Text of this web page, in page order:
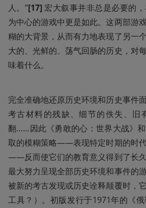
人。”[17] 宏大叙事并非总是必要的
为中心的游戏中更是如此。这两部游
糊的大背景，从而有力地表现了另一
大的、光鲜的、荡气回肠的历史，对
味着什么。
完全准确地还原历史环境和历史事件
考古材料的残缺、细节的佚失、旧
翻……因此《勇敢的心：世界大战》
取的模糊策略——表现特定时期的时
——反而使它们的教育意义得到了长
最大努力呈现全部历史环境和事件的
被新的考古发现或历史诠释颠覆时，
工具？）。初版发行于1971年的《